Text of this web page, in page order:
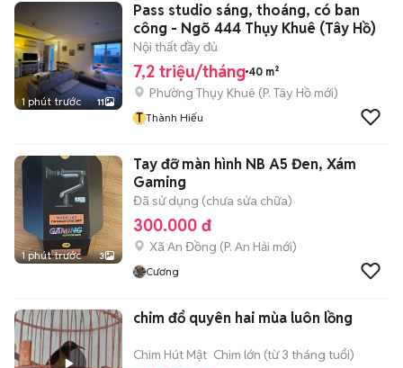
1 phút trước 11
Pass studio sáng, thoáng, có ban
công - Ngõ 444 Thụy Khuê (Tây Hồ)
Nội thất đầy đủ
7,2 triệu/tháng 40 m²
Phường Thụy Khuê (P. Tây Hồ mới)
T Thành Hiếu
1 phút trước 3
Tay đỡ màn hình NB A5 Đen, Xám
Gaming
Đã sử dụng (chưa sửa chữa)
300.000 đ
Xã An Đồng (P. An Hải mới)
Cương
chim đổ quyên hai mùa luôn lồng
Chim Hút Mật Chim lớn (từ 3 tháng tuổi)